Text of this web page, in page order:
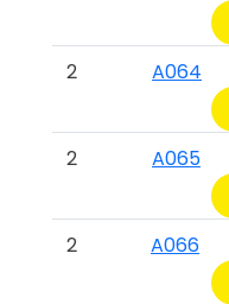
2
A064
2
A065
2
A066